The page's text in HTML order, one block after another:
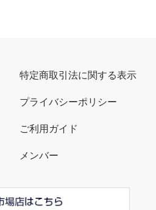
特定商取引法に関する表示
プライバシーポリシー
ご利用ガイド
メンバー